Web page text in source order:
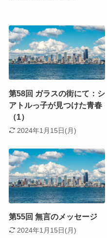
第58回 ガラスの街にて：シ
アトルっ子が見つけた青春
（1）
2024年1月15日(月)
第55回 無言のメッセージ
2024年1月15日(月)